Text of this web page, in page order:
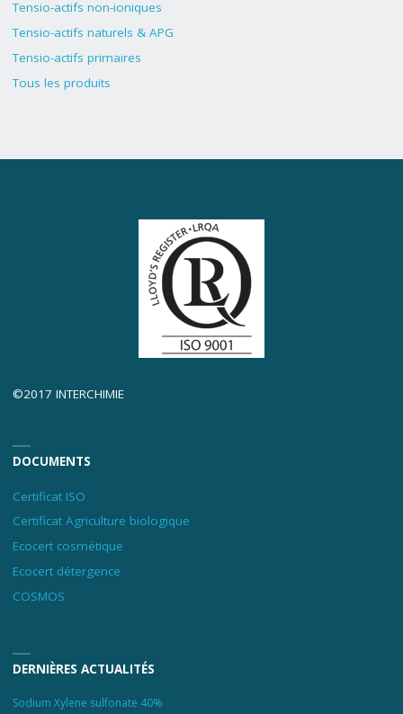
Tensio-actifs non-ioniques
Tensio-actifs naturels & APG
Tensio-actifs primaires
Tous les produits
©2017 INTERCHIMIE
DOCUMENTS
Certificat ISO
Certificat Agriculture biologique
Ecocert cosmétique
Ecocert détergence
COSMOS
DERNIÈRES ACTUALITÉS
Sodium Xylene sulfonate 40%